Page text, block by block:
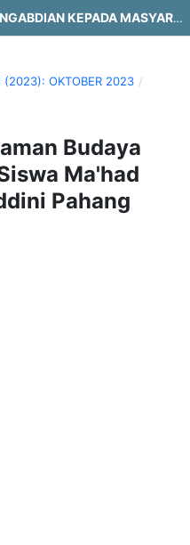
J-ABDIPAMAS (JURNAL PENGABDIAN KEPADA MASYARAKAT)
(2023): OKTOBER 2023 /
Budaya
Ma'had
Pahang